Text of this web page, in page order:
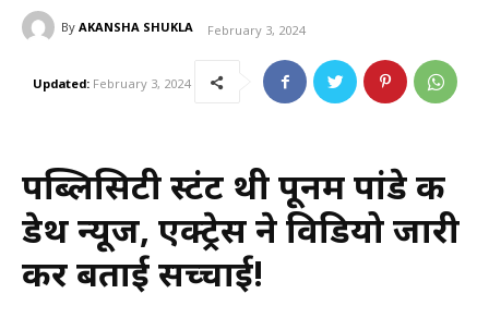
By AKANSHA SHUKLA February 3, 2024
Updated: February 3, 2024
पब्लिसिटी स्टंट थी पूनम पांडे की
डेथ न्यूज, एक्ट्रेस ने विडियो जारी
कर बताई सच्चाई!